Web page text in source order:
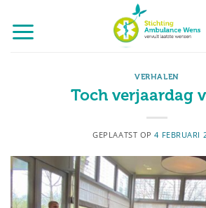
naar
inhoud
VERHALEN
Toch verjaardag
GEPLAATST OP4 FEBRUARI